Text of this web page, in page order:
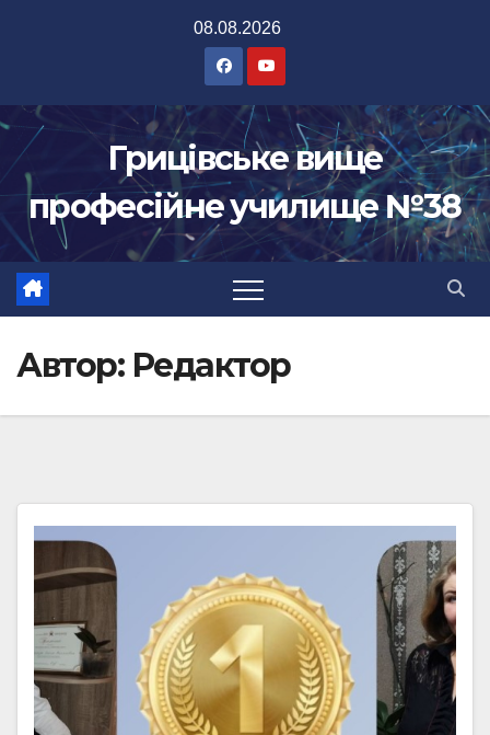
08.08.2026
Грицівське вище
професійне училище №38
Автор: Редактор